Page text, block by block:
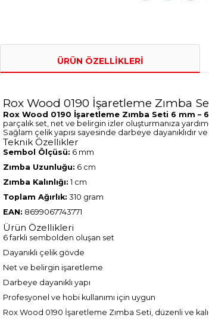
ÜRÜN ÖZELLIKLERI
Rox Wood 0190 İşaretleme Zımba
Rox Wood 0190 İşaretleme Zımba Seti 6 mm –
parçalık set, net ve belirgin izler oluşturmanıza
Sağlam çelik yapısı sayesinde darbeye dayanıklıdır
Teknik Özellikler
Sembol Ölçüsü: 6 mm
Zımba Uzunluğu: 6 cm
Zımba Kalınlığı: 1 cm
Toplam Ağırlık: 310 gram
EAN: 8699067743771
Ürün Özellikleri
6 farklı sembolden oluşan set
Dayanıklı çelik gövde
Net ve belirgin işaretleme
Darbeye dayanıklı yapı
Profesyonel ve hobi kullanımı için uygun
Rox Wood 0190 İşaretleme Zımba Seti, düzenli ve